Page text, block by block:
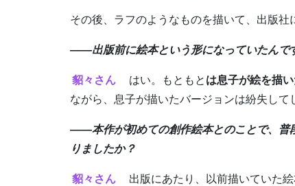
その後、ラフのようなものを描いて、出版社
――出版前に絵本という形になっていたんで
貂々さん はい。もともと は息子が絵を描
ながら、息子が描いたバージョンは紛失して
――本作が初めての創作絵本とのことで、普
りましたか？
貂々さん
出版にあたり、以前描いていた